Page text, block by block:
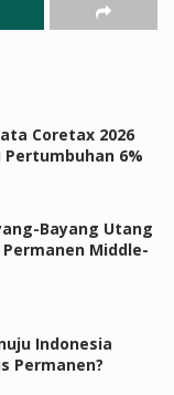
Coretax 2026
Pertumbuhan 6%
Bayang Utang
Permanen Middle-
Indonesia
Permanen?